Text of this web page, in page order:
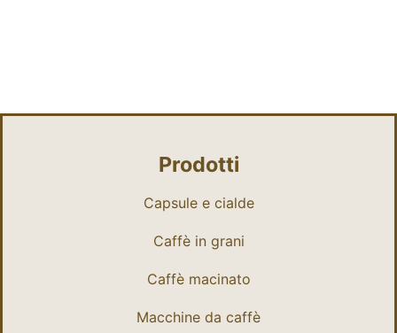
Prodotti
Capsule e cialde
Caffè in grani
Caffè macinato
Macchine da caffè